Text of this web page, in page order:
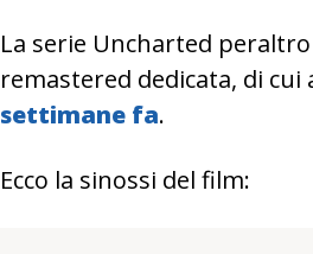
La serie Uncharted
remastered dedicata, di
settimane fa.
Ecco la sinossi del film: